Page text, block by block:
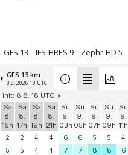
GFS 13 IFS-HRES 9 Zephr-HD 5
GFS 13 km
8.8. 2026 18 UTC
init: 8.8. 18 UTC
Sa
8.
15h
Sa
8.
17h
Sa
8.
19h
Sa
8.
21h
Su
9.
03h
Su
9.
05h
Su
9.
07h
Su
9.
09h
Su
9.
11h
2
2 4 4 6 6 5 5 4
5
5 4 4 7 7 8 8 6